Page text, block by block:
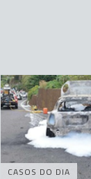
CASOS DO DIA